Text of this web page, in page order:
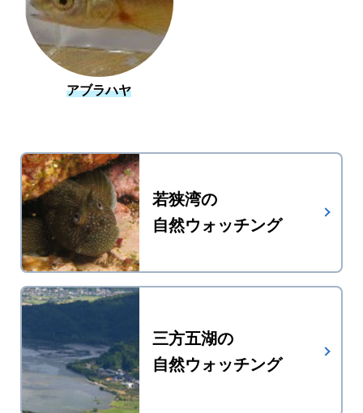
アブラハヤ
若狭湾の
自然ウォッチング
三方五湖の
自然ウォッチング